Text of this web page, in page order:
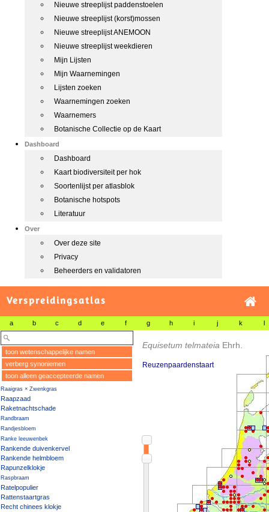
Nieuwe streeplijst paddenstoelen
Nieuwe streeplijst (korst)mossen
Nieuwe streeplijst ANEMOON
Nieuwe streeplijst weekdieren
Mijn Lijsten
Mijn Waarnemingen
Lijsten zoeken
Waarnemingen zoeken
Waarnemers
Botanische Collectie op de Kaart
Dashboard
Dashboard
Kaart biodiversiteit per hok
Soortenlijst per atlasblok
Botanische hotspots
Literatuur
Over
Over deze site
Privacy
Beheerders en validatoren
Verspreidingsatlas
a b c d e f g h i j k l
toon wetenschappelijke namen
verberg synoniemen
toon alleen geaccepteerde namen
Raaigras × Zwenkgras
Raapzaad
Raketnachtschade
Randbraam
Randjesbloem
Ranke leeuwenbek
Rankende duivenkervel
Rankende helmbloem
Rapunzelklokje
Raspbraam
Ratelpopulier
Rattenstaartgras
Recht chinees klokje
Equisetum telmateia Ehrh.
Reuzenpaardenstaart